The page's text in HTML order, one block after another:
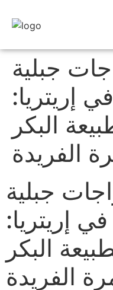
جبلية
إريتريا:
البكر
الفريدة
جبلية
إريتريا:
البكر
الفريدة